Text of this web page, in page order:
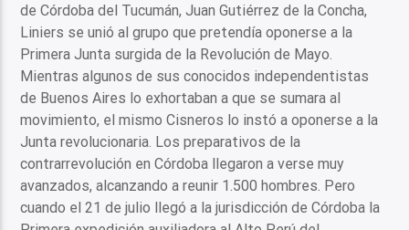
de Córdoba del Tucumán, Juan Gutiérrez de la Concha,
Liniers se unió al grupo que pretendía oponerse a la
Primera Junta surgida de la Revolución de Mayo.
Mientras algunos de sus conocidos independentistas
de Buenos Aires lo exhortaban a que se sumara al
movimiento, el mismo Cisneros lo instó a oponerse a la
Junta revolucionaria. Los preparativos de la
contrarrevolución en Córdoba llegaron a verse muy
avanzados, alcanzando a reunir 1.500 hombres. Pero
cuando el 21 de julio llegó a la jurisdicción de Córdoba la